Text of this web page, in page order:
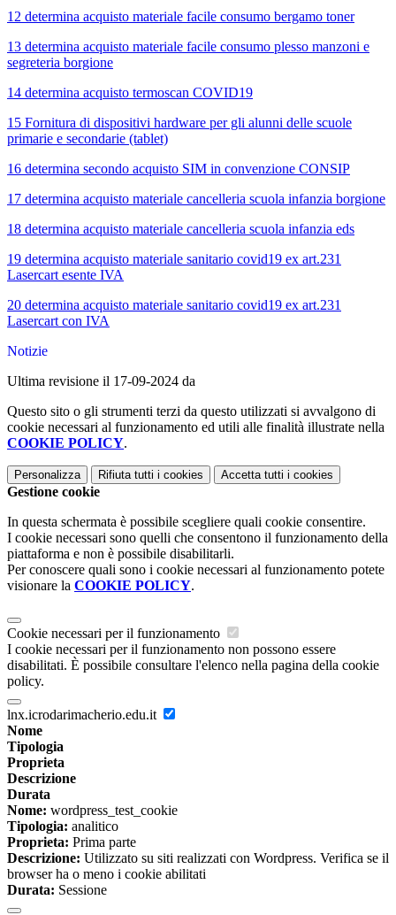
12 determina acquisto materiale facile consumo bergamo toner
13 determina acquisto materiale facile consumo plesso manzoni e
segreteria borgione
14 determina acquisto termoscan COVID19
15 Fornitura di dispositivi hardware per gli alunni delle scuole
primarie e secondarie (tablet)
16 determina secondo acquisto SIM in convenzione CONSIP
17 determina acquisto materiale cancelleria scuola infanzia borgione
18 determina acquisto materiale cancelleria scuola infanzia eds
19 determina acquisto materiale sanitario covid19 ex art.231
Lasercart esente IVA
20 determina acquisto materiale sanitario covid19 ex art.231
Lasercart con IVA
Notizie
Ultima revisione il 17-09-2024 da
Questo sito o gli strumenti terzi da questo utilizzati si avvalgono di
cookie necessari al funzionamento ed utili alle finalità illustrate nella
COOKIE POLICY.
Personalizza Rifiuta tutti i cookies Accetta tutti i cookies
Gestione cookie
In questa schermata è possibile scegliere quali cookie consentire.
I cookie necessari sono quelli che consentono il funzionamento della
piattaforma e non è possibile disabilitarli.
Per conoscere quali sono i cookie necessari al funzionamento potete
visionare la COOKIE POLICY.
Cookie necessari per il funzionamento
I cookie necessari per il funzionamento non possono essere
disabilitati. È possibile consultare l'elenco nella pagina della cookie
policy.
lnx.icrodarimacherio.edu.it
Nome
Tipologia
Proprieta
Descrizione
Durata
Nome: wordpress_test_cookie
Tipologia: analitico
Proprieta: Prima parte
Descrizione: Utilizzato su siti realizzati con Wordpress. Verifica se il
browser ha o meno i cookie abilitati
Durata: Sessione